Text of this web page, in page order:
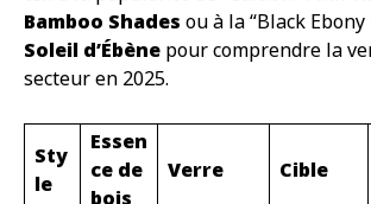
Bamboo Shades ou à la “Black
Soleil d’Ébène pour comprendre la
secteur en 2025.
Sty
le
Essen
ce de
bois
Verre Cible